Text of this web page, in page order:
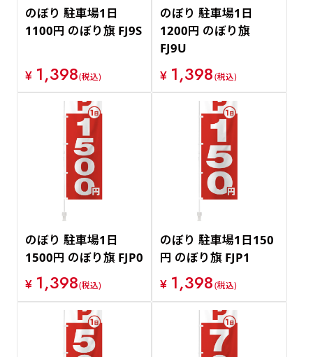
のぼり 駐車場1日
1100円 のぼり旗 FJ9S
¥ 1,398(税込)
のぼり 駐車場1日
1200円 のぼり旗
FJ9U
¥ 1,398(税込)
のぼり 駐車場1日
1500円 のぼり旗 FJP0
¥ 1,398(税込)
のぼり 駐車場1日150
円 のぼり旗 FJP1
¥ 1,398(税込)